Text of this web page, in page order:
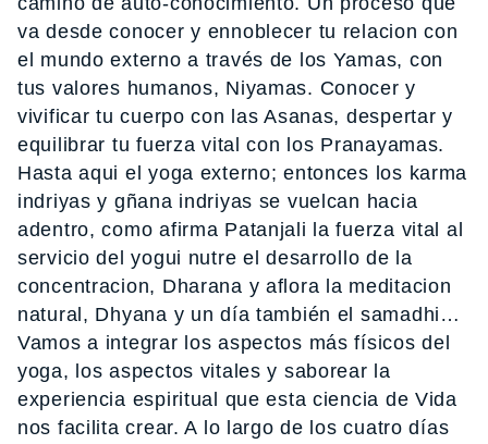
va desde conocer y ennoblecer tu relacion con
el mundo externo a través de los Yamas, con
tus valores humanos, Niyamas. Conocer y
vivificar tu cuerpo con las Asanas, despertar y
equilibrar tu fuerza vital con los Pranayamas.
Hasta aqui el yoga externo; entonces los karma
indriyas y gñana indriyas se vuelcan hacia
adentro, como afirma Patanjali la fuerza vital al
servicio del yogui nutre el desarrollo de la
concentracion, Dharana y aflora la meditacion
natural, Dhyana y un día también el samadhi…
Vamos a integrar los aspectos más físicos del
yoga, los aspectos vitales y saborear la
experiencia espiritual que esta ciencia de Vida
nos facilita crear. A lo largo de los cuatro días